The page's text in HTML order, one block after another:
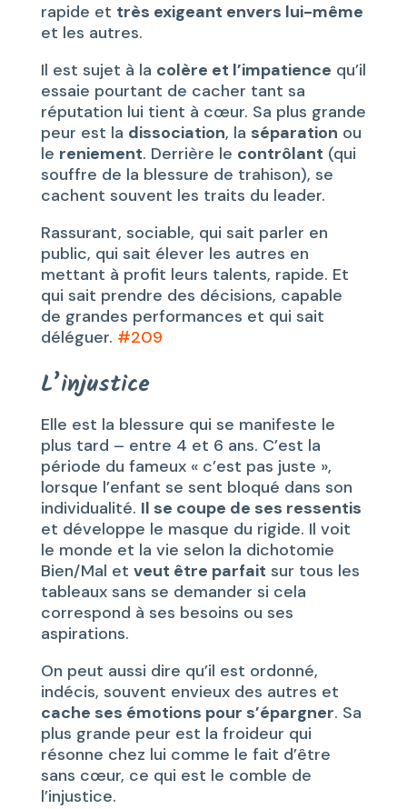
rapide et très exigeant envers lui-même
et les autres.
Il est sujet à la colère et l’impatience qu’il
essaie pourtant de cacher tant sa
réputation lui tient à cœur. Sa plus grande
peur est la dissociation, la séparation ou
le reniement. Derrière le contrôlant (qui
souffre de la blessure de trahison), se
cachent souvent les traits du leader.
Rassurant, sociable, qui sait parler en
public, qui sait élever les autres en
mettant à profit leurs talents, rapide. Et
qui sait prendre des décisions, capable
de grandes performances et qui sait
déléguer. #209
L’injustice
Elle est la blessure qui se manifeste le
plus tard – entre 4 et 6 ans. C’est la
période du fameux « c’est pas juste »,
lorsque l’enfant se sent bloqué dans son
individualité. Il se coupe de ses ressentis
et développe le masque du rigide. Il voit
le monde et la vie selon la dichotomie
Bien/Mal et veut être parfait sur tous les
tableaux sans se demander si cela
correspond à ses besoins ou ses
aspirations.
On peut aussi dire qu’il est ordonné,
indécis, souvent envieux des autres et
cache ses émotions pour s’épargner. Sa
plus grande peur est la froideur qui
résonne chez lui comme le fait d’être
sans cœur, ce qui est le comble de
l’injustice.